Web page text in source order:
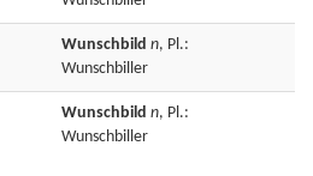
Wunschbild n, Pl.:
Wunschbiller
Wunschbild n, Pl.:
Wunschbiller